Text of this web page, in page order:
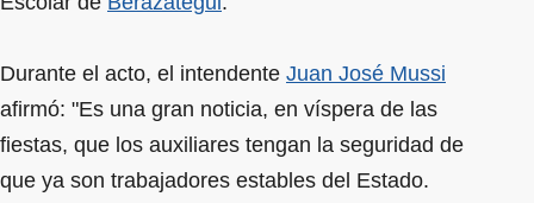
Durante el acto, el intendente Juan José Mussi
afirmó: "Es una gran noticia, en víspera de las
fiestas, que los auxiliares tengan la seguridad de
que ya son trabajadores estables del Estado.